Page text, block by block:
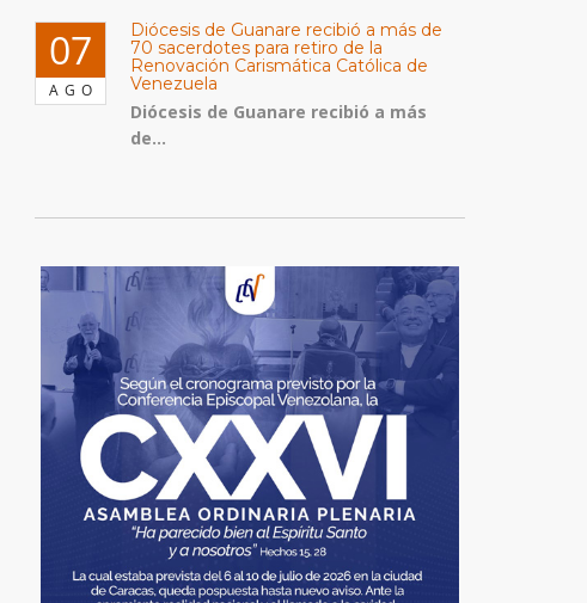
07
AGO
Diócesis de Guanare recibió a más de
70 sacerdotes para retiro de la
Renovación Carismática Católica de
Venezuela
Diócesis de Guanare recibió a más
de...